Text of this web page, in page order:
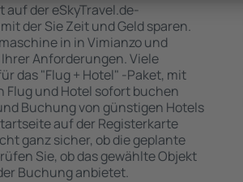
der eSkyTravel.de-
der Sie Zeit und Geld sparen.
in in Vimianzo und
Anforderungen. Viele
das "Flug + Hotel" -Paket, mit
Flug und Hotel sofort buchen
Buchung von günstigen Hotels
auf der Registerkarte
ganz sicher, ob die geplante
Sie, ob das gewählte Objekt
Buchung anbietet.